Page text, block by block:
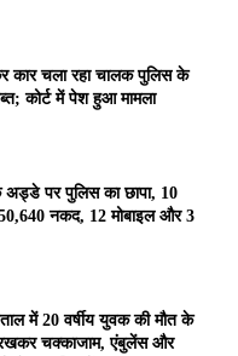
कार चला रहा चालक पुलिस के
कोर्ट में पेश हुआ मामला
पर पुलिस का छापा, 10
नकद, 12 मोबाइल और 3
में 20 वर्षीय युवक की मौत के
चक्काजाम, एंबुलेंस और